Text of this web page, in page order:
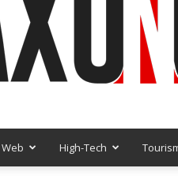
Web High-Tech